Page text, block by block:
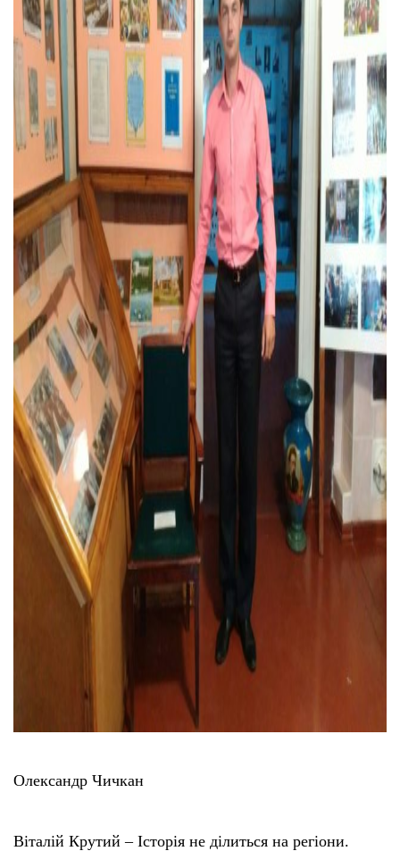
Олександр Чичкан
Віталій Крутий – Історія не ділиться на регіони.